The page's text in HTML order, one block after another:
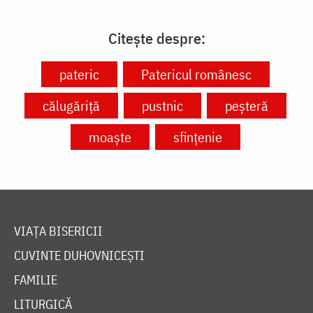
Citește despre:
pateric
Patericul românesc
călugăriță
pustnic
peșteră
moaște
sfințenie
VIAȚA BISERICII
CUVINTE DUHOVNICEȘTI
FAMILIE
LITURGICĂ